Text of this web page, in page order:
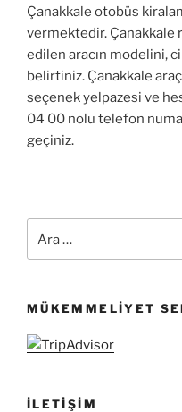
Çanakkale otobüs
vermektedir. Çanakkale
edilen aracın modelini,
belirtiniz. Çanakkale
seçenek yelpazesi ve
04 00 nolu telefon
geçiniz.
MÜKEMMELIYET
İLETIŞIM